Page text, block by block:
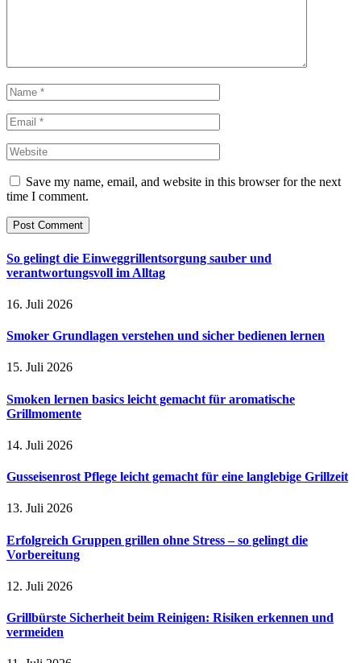
Save my name, email, and website in this browser for the next
time I comment.
So gelingt die Einweggrillentsorgung sauber und
verantwortungsvoll im Alltag
16. Juli 2026
Smoker Grundlagen verstehen und sicher bedienen lernen
15. Juli 2026
Smoken lernen basics leicht gemacht für aromatische
Grillmomente
14. Juli 2026
Gusseisenrost Pflege leicht gemacht für eine langlebige Grillzeit
13. Juli 2026
Erfolgreich Gruppen grillen ohne Stress – so gelingt die
Vorbereitung
12. Juli 2026
Grillbürste Sicherheit beim Reinigen: Risiken erkennen und
vermeiden